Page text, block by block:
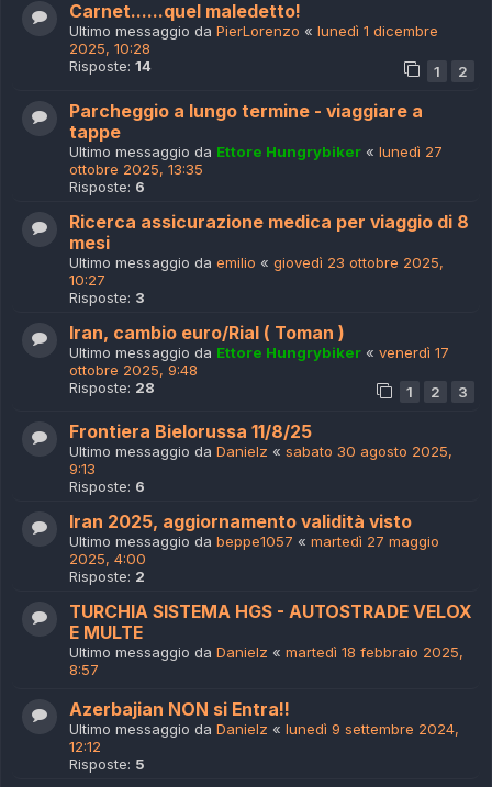
Carnet......quel maledetto!
Ultimo messaggio da PierLorenzo « lunedì 1 dicembre
2025, 10:28
Risposte: 14 1 2
Parcheggio a lungo termine - viaggiare a
tappe
Ultimo messaggio da Ettore Hungrybiker « lunedì 27
ottobre 2025, 13:35
Risposte: 6
Ricerca assicurazione medica per viaggio di 8
mesi
Ultimo messaggio da emilio « giovedì 23 ottobre 2025,
10:27
Risposte: 3
Iran, cambio euro/Rial ( Toman )
Ultimo messaggio da Ettore Hungrybiker « venerdì 17
ottobre 2025, 9:48
Risposte: 28 1 2 3
Frontiera Bielorussa 11/8/25
Ultimo messaggio da Danielz « sabato 30 agosto 2025,
9:13
Risposte: 6
Iran 2025, aggiornamento validità visto
Ultimo messaggio da beppe1057 « martedì 27 maggio
2025, 4:00
Risposte: 2
TURCHIA SISTEMA HGS - AUTOSTRADE VELOX
E MULTE
Ultimo messaggio da Danielz « martedì 18 febbraio 2025,
8:57
Azerbajian NON si Entra!!
Ultimo messaggio da Danielz « lunedì 9 settembre 2024,
12:12
Risposte: 5